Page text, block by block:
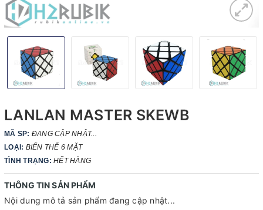
LANLAN MASTER SKEWB
MÃ SP: ĐANG CẬP NHẬT...
LOẠI: BIẾN THỂ 6 MẶT
TÌNH TRẠNG: HẾT HÀNG
THÔNG TIN SẢN PHẨM
Nội dung mô tả sản phẩm đang cập nhật...